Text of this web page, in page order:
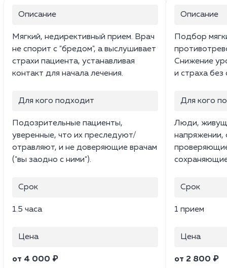
Описание
Мягкий, недирективный прием. Врач
не спорит с "бредом", а выслушивает
страхи пациента, устанавливая
контакт для начала лечения.
Для кого подходит
Подозрительные пациенты,
уверенные, что их преследуют/
отравляют, и не доверяющие врачам
("вы заодно с ними").
Срок
1.5 часа
Цена
от 4 000 ₽
Описание
Подбор
Снижение
и страха без
Для кого
Люди,
напряжении,
Срок
1 прием
Цена
от 2 800 ₽